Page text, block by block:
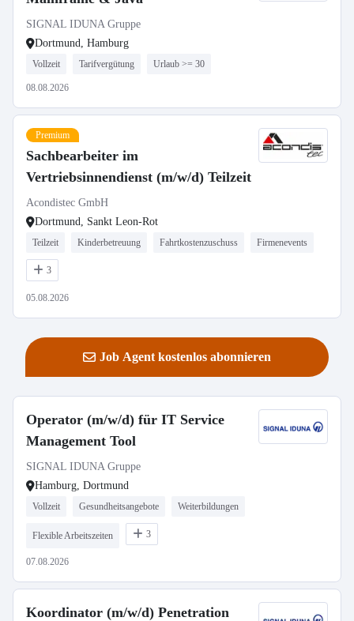
SIGNAL IDUNA Gruppe
Dortmund, Hamburg
Vollzeit Tarifvergütung Urlaub >= 30
08.08.2026
Premium
Sachbearbeiter im
Vertriebsinnendienst (m/w/d) Teilzeit
Acondistec GmbH
Dortmund, Sankt Leon-Rot
Teilzeit Kinderbetreuung Fahrtkostenzuschuss Firmenevents
3
05.08.2026
Job Agent kostenlos abonnieren
Operator (m/w/d) für IT Service
Management Tool
SIGNAL IDUNA Gruppe
Hamburg, Dortmund
Vollzeit Gesundheitsangebote Weiterbildungen
Flexible Arbeitszeiten 3
07.08.2026
Koordinator (m/w/d) Penetration